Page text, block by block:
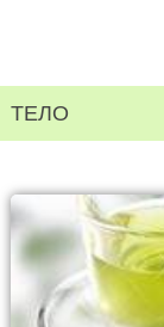
ТЕЛО